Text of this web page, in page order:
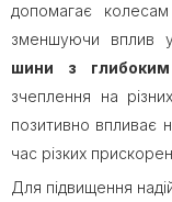
допомагає
зменшуючи вплив
шини з
зчеплення на
позитивно впливає
час різких
Для підвищення